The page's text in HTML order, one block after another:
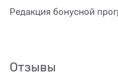
Редакция бонусной
Отзывы